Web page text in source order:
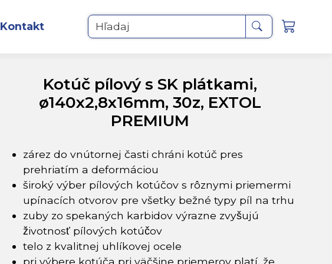
Kontakt Hľadaj
Kotúč pílový s SK plátkami,
ø140x2,8x16mm, 30z, EXTOL
PREMIUM
zárez do vnútornej časti chráni kotúč pres
prehriatím a deformáciou
široký výber pílových kotúčov s rôznymi priemermi
upínacích otvorov pre všetky bežné typy píl na trhu
zuby zo spekaných karbidov výrazne zvyšujú
životnosť pílových kotúčov
telo z kvalitnej uhlíkovej ocele
pri výbere kotúča pri väčšine priemerov platí, že